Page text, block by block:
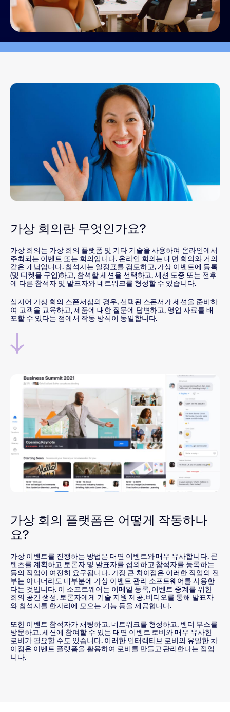
가상 회의란 무엇인가요?
가상 회의는 가상 회의 플랫폼 및 기타 기술을 사용하여 온라인에서
주최되는 이벤트 또는 회의입니다. 온라인 회의는 대면 회의와 거의
같은 개념입니다. 참석자는 일정표를 검토하고, 가상 이벤트에 등록
(및 티켓을 구입)하고, 참석할 세션을 선택하고, 세션 도중 또는 전후
에 다른 참석자 및 발표자와 네트워크를 형성할 수 있습니다.
심지어 가상 회의 스폰서십의 경우, 선택된 스폰서가 세션을 준비하
여 고객을 교육하고, 제품에 대한 질문에 답변하고, 영업 자료를 배
포할 수 있다는 점에서 작동 방식이 동일합니다.
가상 회의 플랫폼은 어떻게 작동하나
요?
가상 이벤트를 진행하는 방법은 대면 이벤트와 매우 유사합니다. 콘
텐츠를 계획하고 토론자 및 발표자를 섭외하고 참석자를 등록하는
등의 작업이 여전히 요구됩니다. 가장 큰 차이점은 이러한 작업의 전
부는 아니더라도 대부분에 가상 이벤트 관리 소프트웨어를 사용한
다는 것입니다. 이 소프트웨어는 이메일 등록, 이벤트 중계를 위한
회의 공간 생성, 토론자에게 기술 지원 제공, 비디오를 통해 발표자
와 참석자를 한자리에 모으는 기능 등을 제공합니다.
또한 이벤트 참석자가 채팅하고, 네트워크를 형성하고, 벤더 부스를
방문하고, 세션에 참여할 수 있는 대면 이벤트 로비와 매우 유사한
로비가 필요할 수도 있습니다. 이러한 인터랙티브 로비의 유일한 차
이점은 이벤트 플랫폼을 활용하여 로비를 만들고 관리한다는 점입
니다.